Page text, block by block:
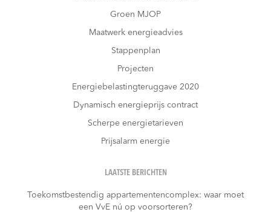
Groen MJOP
Maatwerk energieadvies
Stappenplan
Projecten
Energiebelastingteruggave 2020
Dynamisch energieprijs contract
Scherpe energietarieven
Prijsalarm energie
LAATSTE BERICHTEN
Toekomstbestendig appartementencomplex: waar moet
een VvE nú op voorsorteren?